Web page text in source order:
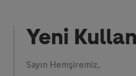
Yeni
Sayın Hemşiremiz,